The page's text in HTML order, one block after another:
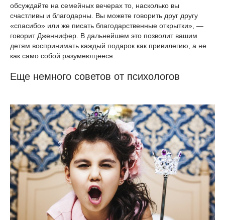
обсуждайте на семейных вечерах то, насколько вы
счастливы и благодарны. Вы можете говорить друг другу
«спасибо» или же писать благодарственные открытки», —
говорит Дженнифер. В дальнейшем это позволит вашим
детям воспринимать каждый подарок как привилегию, а не
как само собой разумеющееся.
Еще немного советов от психологов